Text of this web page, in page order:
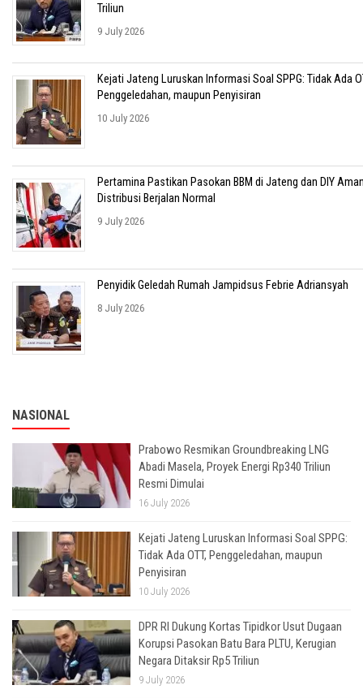
Triliun
9 July 2026
Kejati Jateng Luruskan Informasi Soal SPPG: Tidak Ada
Penggeledahan, maupun Penyisiran
10 July 2026
Pertamina Pastikan Pasokan BBM di Jateng dan DIY
Distribusi Berjalan Normal
9 July 2026
Penyidik Geledah Rumah Jampidsus Febrie Adriansyah
8 July 2026
NASIONAL
Prabowo Resmikan Groundbreaking LNG
Abadi Masela, Proyek Energi Rp340 Triliun
Resmi Dimulai
16 July 2026
Kejati Jateng Luruskan Informasi Soal SPPG:
Tidak Ada OTT, Penggeledahan, maupun
Penyisiran
10 July 2026
DPR RI Dukung Kortas Tipidkor Usut Dugaan
Korupsi Pasokan Batu Bara PLTU, Kerugian
Negara Ditaksir Rp5 Triliun
9 July 2026